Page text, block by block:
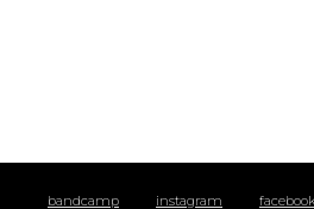
bandcamp instagram